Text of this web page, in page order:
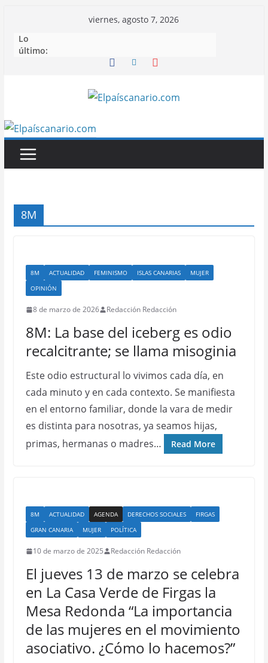
contenido
viernes, agosto 7, 2026
Lo
último:
8M
8M ACTUALIDAD FEMINISMO ISLAS CANARIAS
MUJER
OPINIÓN
8 de marzo de 2026 Redacción Redacción
8M: La base del iceberg es odio
recalcitrante; se llama misoginia
Este odio estructural lo vivimos cada día, en
cada minuto y en cada contexto. Se manifiesta
en el entorno familiar, donde la vara de medir
es distinta para nosotras, ya seamos hijas,
primas, hermanas o madres…
Read More
8M ACTUALIDAD AGENDA DERECHOS SOCIALES
FIRGAS
GRAN CANARIA
MUJER POLÍTICA
10 de marzo de 2025 Redacción Redacción
El jueves 13 de marzo se celebra
en La Casa Verde de Firgas la
Mesa Redonda “La importancia
de las mujeres en el movimiento
asociativo. ¿Cómo lo hacemos?”